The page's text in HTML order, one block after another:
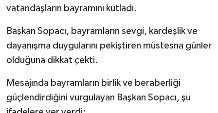
vatandaşların bayramını kutladı.
Başkan Sopacı, bayramların sevgi, kardeşlik ve
dayanışma duygularını pekiştiren müstesna günler
olduğuna dikkat çekti.
Mesajında bayramların birlik ve beraberliği
güçlendirdiğini vurgulayan Başkan Sopacı, şu
BİLİM&TEKNOLOJİ
BÖLGE
DÜNYA